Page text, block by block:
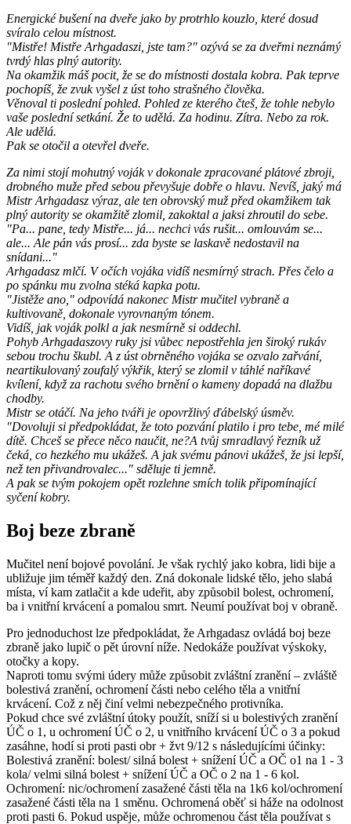
Energické bušení na dveře jako by protrhlo kouzlo, které dosud
svíralo celou místnost.
"Mistře! Mistře Arhgadaszi, jste tam?" ozývá se za dveřmi neznámý
tvrdý hlas plný autority.
Na okamžik máš pocit, že se do místnosti dostala kobra. Pak teprve
pochopíš, že zvuk vyšel z úst toho strašného člověka.
Věnoval ti poslední pohled. Pohled ze kterého čteš, že tohle nebylo
vaše poslední setkání. Že to udělá. Za hodinu. Zítra. Nebo za rok.
Ale udělá.
Pak se otočil a otevřel dveře.
Za nimi stojí mohutný voják v dokonale zpracované plátové zbroji,
drobného muže před sebou převyšuje dobře o hlavu. Nevíš, jaký má
Mistr Arhgadasz výraz, ale ten obrovský muž před okamžikem tak
plný autority se okamžitě zlomil, zakoktal a jaksi zhroutil do sebe.
"Pa... pane, tedy Mistře... já... nechci vás rušit... omlouvám se...
ale... Ale pán vás prosí... zda byste se laskavě nedostavil na
snídani..."
Arhgadasz mlčí. V očích vojáka vidíš nesmírný strach. Přes čelo a
po spánku mu zvolna stéká kapka potu.
"Jistěže ano," odpovídá nakonec Mistr mučitel vybraně a
kultivovaně, dokonale vyrovnaným tónem.
Vidíš, jak voják polkl a jak nesmírně si oddechl.
Pohyb Arhgadaszovy ruky jsi vůbec nepostřehla jen široký rukáv
sebou trochu škubl. A z úst obrněného vojáka se ozvalo zařvání,
neartikulovaný zoufalý výkřik, který se zlomil v táhlé naříkavé
kvílení, když za rachotu svého brnění o kameny dopadá na dlažbu
chodby.
Mistr se otáčí. Na jeho tváři je opovržlivý ďábelský úsměv.
"Dovoluji si předpokládat, že toto pozvání platilo i pro tebe, mé milé
dítě. Chceš se přece něco naučit, ne?A tvůj smradlavý řezník už
čeká, co hezkého mu ukážeš. A jak svému pánovi ukážeš, že jsi lepší,
než ten přivandrovalec..." sděluje ti jemně.
A pak se tvým pokojem opět rozlehne smích tolik připomínající
syčení kobry.
Boj beze zbraně
Mučitel není bojové povolání. Je však rychlý jako kobra, lidi bije a
ubližuje jim téměř každý den. Zná dokonale lidské tělo, jeho slabá
místa, ví kam zatlačit a kde udeřit, aby způsobil bolest, ochromení,
ba i vnitřní krvácení a pomalou smrt. Neumí používat boj v obraně.
Pro jednoduchost lze předpokládat, že Arhgadasz ovládá boj beze
zbraně jako lupič o pět úrovní níže. Nedokáže používat výskoky,
otočky a kopy.
Naproti tomu svými údery může způsobit zvláštní zranění – zvláště
bolestivá zranění, ochromení části nebo celého těla a vnitřní
krvácení. Což z něj činí velmi nebezpečného protivníka.
Pokud chce své zvláštní útoky použít, sníží si u bolestivých zranění
ÚČ o 1, u ochromení ÚČ o 2, u vnitřního krvácení ÚČ o 3 a pokud
zasáhne, hodí si proti pasti obr + žvt 9/12 s následujícími účinky:
Bolestivá zranění: bolest/ silná bolest + snížení ÚČ a OČ o1 na 1 - 3
kola/ velmi silná bolest + snížení ÚČ a OČ o 2 na 1 - 6 kol.
Ochromení: nic/ochromení zasažené části těla na 1k6 kol/ochromení
zasažené části těla na 1 směnu. Ochromená oběť si háže na odolnost
proti pasti 6. Pokud uspěje, může ochromenou část těla používat s